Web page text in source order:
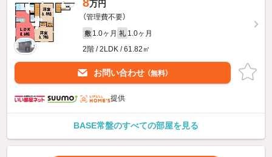
万円
（管理費不要）
敷 1.0ヶ月 礼 1.0ヶ月
2階 / 2LDK / 61.82㎡
お問い合わせ （無料）
提供
BASE常盤のすべての部屋を見る